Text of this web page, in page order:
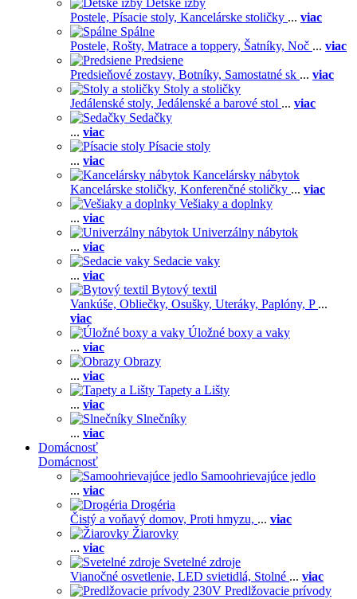
Detské izby
Postele, Písacie stoly, Kancelárske stoličky ... viac
Spálne
Postele, Rošty, Matrace a toppery, Šatníky, Noč ... viac
Predsiene
Predsieňové zostavy, Botníky, Samostatné sk ... viac
Stoly a stoličky
Jedálenské stoly, Jedálenské a barové stol ... viac
Sedačky
... viac
Písacie stoly
... viac
Kancelársky nábytok
Kancelárske stoličky, Konferenčné stoličky ... viac
Vešiaky a doplnky
... viac
Univerzálny nábytok
... viac
Sedacie vaky
... viac
Bytový textil
Vankúše, Obliečky, Osušky, Uteráky, Paplóny, P ...
viac
Úložné boxy a vaky
... viac
Obrazy
... viac
Tapety a Lišty
... viac
Slnečníky
... viac
Domácnosť
Domácnosť
Samoohrievajúce jedlo
... viac
Drogéria
Čistý a voňavý domov, Proti hmyzu, ... viac
Žiarovky
... viac
Svetelné zdroje
Vianočné osvetlenie, LED svietidlá, Stolné ... viac
Predlžovacie prívody